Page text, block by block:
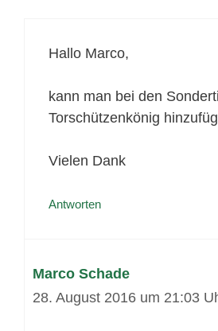
Hallo Marco,
kann man bei den
Torschützenkönig
Vielen Dank
Antworten
Marco Schade
28. August 2016 um 21:03